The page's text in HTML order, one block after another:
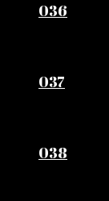
036
037
038